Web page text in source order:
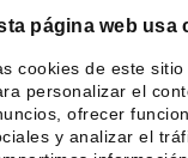
página web usa
cookies de este sitio
personalizar el
ofrecer
y analizar el
el Foro
idiomas